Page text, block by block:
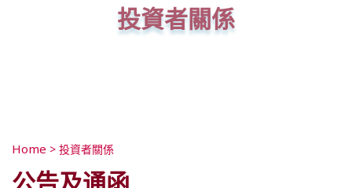
Home > 投資者關係
投資者關係